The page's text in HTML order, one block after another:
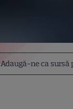
Adaugă-ne ca sursă